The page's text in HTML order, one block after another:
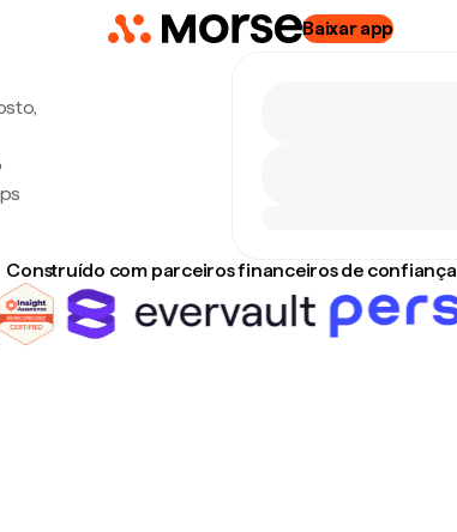
Baixar app
Construído com parceiros financeiros de confiança